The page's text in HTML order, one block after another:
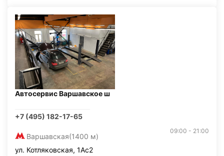
Автосервис Варшавское ш
+7 (495) 182-17-65
Варшавская(1400 м)
09:00 - 21:00
ул. Котляковская, 1Ас2